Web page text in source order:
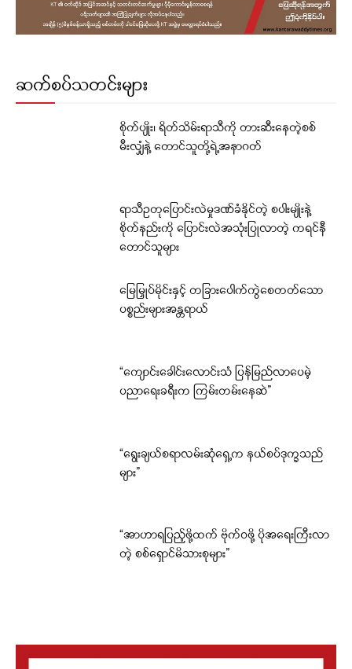
ဆက်စပ်သတင်းများ
စိုက်ပျိုး၊ ရိတ်သိမ်းရာသီကို တားဆီးနေတဲ့စစ်
မီးလျှံနဲ့ တောင်သူတို့ရဲ့အနာဂတ်
ရာသီဥတုပြောင်းလဲမှုဒဏ်ခံနိုင်တဲ့ စပါးမျိုးနဲ့
စိုက်နည်းကို ပြောင်းလဲအသုံးပြုလာတဲ့ ကရင်နီ
တောင်သူများ
မြေမြှုပ်မိုင်းနှင့် တခြားပေါက်ကွဲစေတတ်သော
ပစ္စည်းများအန္တရာယ်
“ကျောင်းခေါင်းလောင်းသံ ပြန်မြည်လာပေမဲ့
ပညာရေးခရီးက ကြမ်းတမ်းနေဆဲ”
“ရွေးချယ်စရာလမ်းဆုံရှေ့က နယ်စပ်ဒုက္ခသည်
များ”
“အာဟာရပြည့်ဖို့ထက် ဗိုက်ဝဖို့ ပိုအရေးကြီးလာ
တဲ့ စစ်ရှောင်မိသားစုများ”